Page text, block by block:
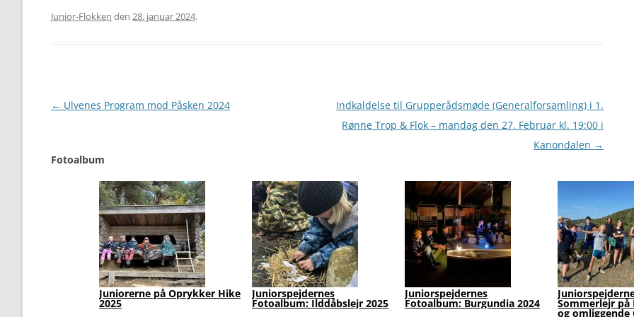
Junior-Flokken den 28. januar 2024.
Artikel
← Ulvenes Program mod Påsken 2024
Indkaldelse til Grupperådsmøde (Generalforsamling) i 1.
Rønne Trop & Flok – mandag den 27. Februar kl. 19:00 i
Kanondalen →
Fotoalbum
Juniorerne på Oprykker Hike
2025
Juniorspejdernes
Fotoalbum: Ilddåbslejr 2025
Juniorspejdernes
Fotoalbum: Burgundia 2024 Sommerlejr på
og omliggende